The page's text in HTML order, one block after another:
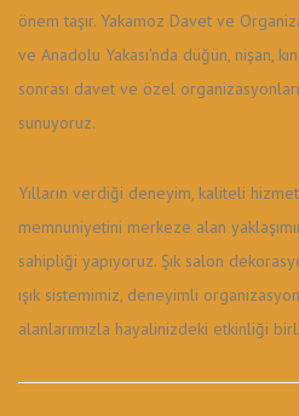
önem taşır. Yakamoz Davet ve
ve Anadolu Yakası'nda düğün, nişan,
sonrası davet ve özel
sunuyoruz.
Yılların verdiği deneyim, kaliteli
memnuniyetini merkeze alan
sahipliği yapıyoruz. Şık salon
ışık sistemimiz, deneyimli
alanlarımızla hayalinizdeki etkinliği